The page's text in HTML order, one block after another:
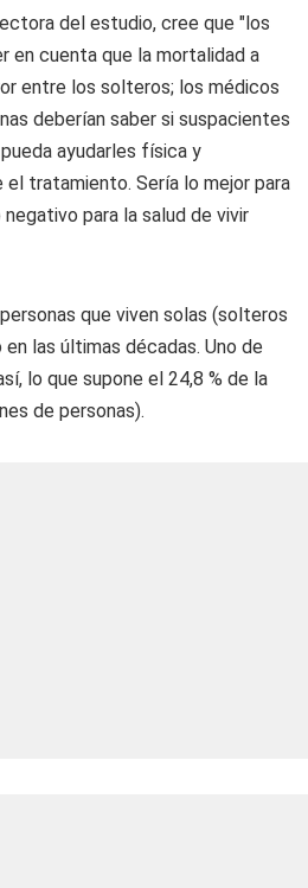
del estudio, cree que "los
en cuenta que la mortalidad a
entre los solteros; los médicos
deberían saber si suspacientes
ayudarles física y
tratamiento. Sería lo mejor para
para la salud de vivir
que viven solas (solteros
las últimas décadas. Uno de
lo que supone el 24,8 % de la
de personas).